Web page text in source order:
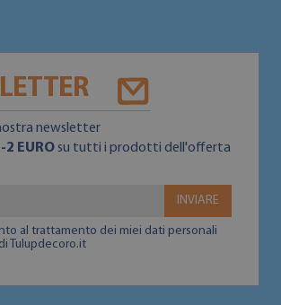
newsletter
-2 EUROsu tutti i prodotti dell'offerta
INVIARE
al trattamento dei miei dati personali
Tulupdecoro.it